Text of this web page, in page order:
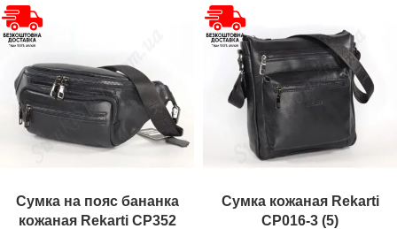
Сумка на пояс бананка
кожаная Rekarti СР352
Сумка кожаная Rekarti
СР016-3 (5)